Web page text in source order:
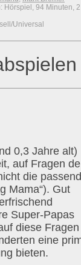
Hörspiel, 94 Minuten, 2
Universal
0,3 Jahre alt)
auf Fragen
die
Mama“). Gut
Super-Papas
diese Fragen
eine
bieten.